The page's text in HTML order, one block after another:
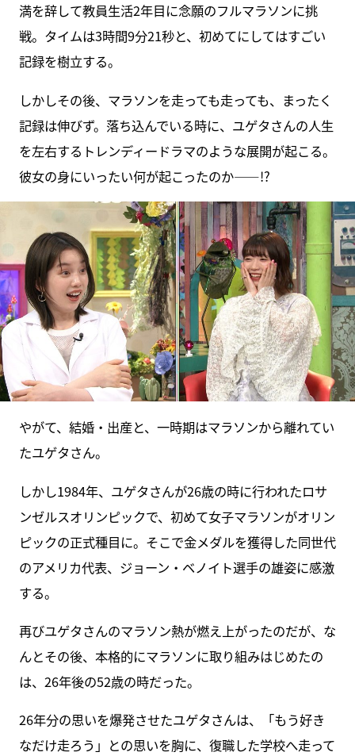
満を辞して教員生活2年目に念願のフルマラソンに挑
戦。タイムは3時間9分21秒と、初めてにしてはすごい
記録を樹立する。
しかしその後、マラソンを走っても走っても、まったく
記録は伸びず。落ち込んでいる時に、ユゲタさんの人生
を左右するトレンディードラマのような展開が起こる。
彼女の身にいったい何が起こったのか――!?
やがて、結婚・出産と、一時期はマラソンから離れてい
たユゲタさん。
しかし1984年、ユゲタさんが26歳の時に行われたロサ
ンゼルスオリンピックで、初めて女子マラソンがオリン
ピックの正式種目に。そこで金メダルを獲得した同世代
のアメリカ代表、ジョーン・ベノイト選手の雄姿に感激
する。
再びユゲタさんのマラソン熱が燃え上がったのだが、な
んとその後、本格的にマラソンに取り組みはじめたの
は、26年後の52歳の時だった。
26年分の思いを爆発させたユゲタさんは、「もう好き
なだけ走ろう」との思いを胸に、復職した学校へ走って